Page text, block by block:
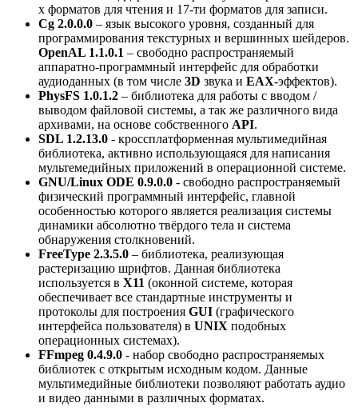
х форматов для чтения и 17-ти форматов для записи.
Cg 2.0.0.0 – язык высокого уровня, созданный для
программирования текстурных и вершинных шейдеров.
OpenAL 1.1.0.1 – свободно распространяемый
аппаратно-программный интерфейс для обработки
аудиоданных (в том числе 3D звука и EAX-эффектов).
PhysFS 1.0.1.2 – библиотека для работы с вводом /
выводом файловой системы, а так же различного вида
архивами, на основе собственного API.
SDL 1.2.13.0 - кроссплатформенная мультимедийная
библиотека, активно использующаяся для написания
мультемедийных приложений в операционной системе.
GNU/Linux ODE 0.9.0.0 - свободно распространяемый
физический программный интерфейс, главной
особенностью которого является реализация системы
динамики абсолютно твёрдого тела и система
обнаружения столкновений.
FreeType 2.3.5.0 – библиотека, реализующая
растеризацию шрифтов. Данная библиотека
используется в X11 (оконной системе, которая
обеспечивает все стандартные инструменты и
протоколы для построения GUI (графического
интерфейса пользователя) в UNIX подобных
операционных системах).
FFmpeg 0.4.9.0 - набор свободно распространяемых
библиотек с открытым исходным кодом. Данные
мультимедийные библиотеки позволяют работать аудио
и видео данными в различных форматах.